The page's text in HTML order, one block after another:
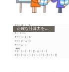
正確な計算力をつける